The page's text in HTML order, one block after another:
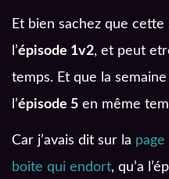
Et bien sachez que
l’épisode 1v2, et peut
temps. Et que la
l’épisode 5 en même
Car j’avais dit sur la page
boite qui endort, qu’a